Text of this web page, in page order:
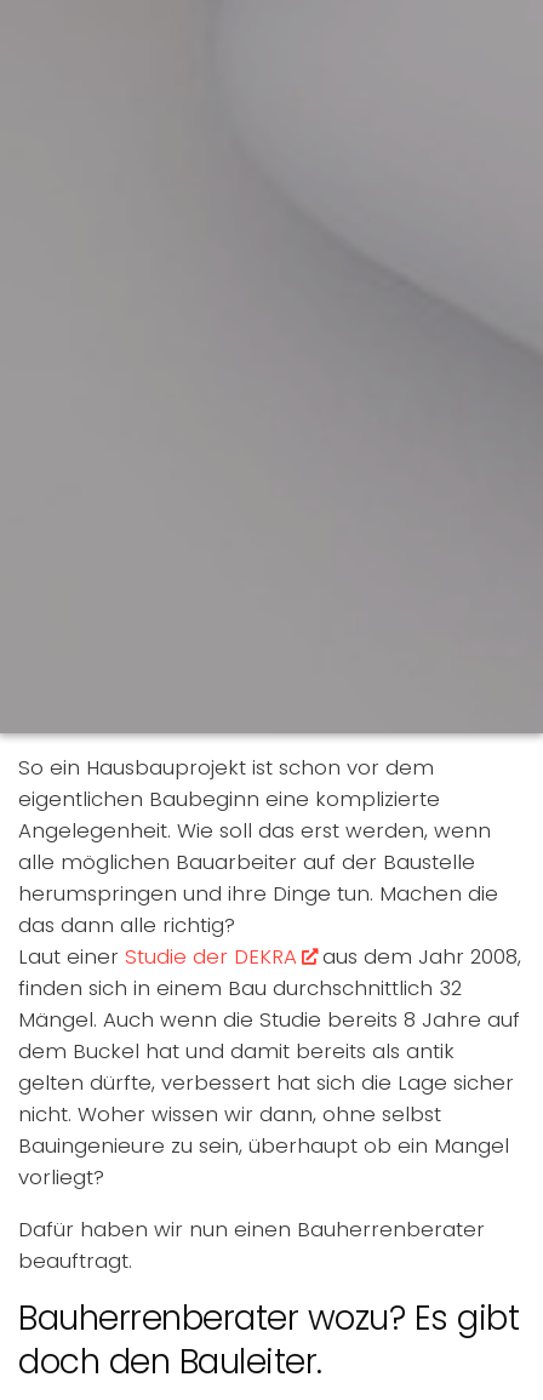
So ein Hausbauprojekt ist schon vor dem
eigentlichen Baubeginn eine komplizierte
Angelegenheit. Wie soll das erst werden, wenn
alle möglichen Bauarbeiter auf der Baustelle
herumspringen und ihre Dinge tun. Machen die
das dann alle richtig?
Laut einer Studie der DEKRA
aus dem Jahr 2008,
finden sich in einem Bau durchschnittlich 32
Mängel. Auch wenn die Studie bereits 8 Jahre auf
dem Buckel hat und damit bereits als antik
gelten dürfte, verbessert hat sich die Lage sicher
nicht. Woher wissen wir dann, ohne selbst
Bauingenieure zu sein, überhaupt ob ein Mangel
vorliegt?
Dafür haben wir nun einen Bauherrenberater
beauftragt.
Bauherrenberater wozu? Es gibt
doch den Bauleiter.